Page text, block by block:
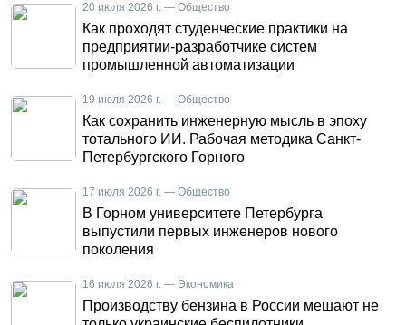
20 июля 2026 г. — Общество
Как проходят студенческие практики на
предприятии-разработчике систем
промышленной автоматизации
19 июля 2026 г. — Общество
Как сохранить инженерную мысль в эпоху
тотального ИИ. Рабочая методика Санкт-
Петербургского Горного
17 июля 2026 г. — Общество
В Горном университете Петербурга
выпустили первых инженеров нового
поколения
16 июля 2026 г. — Экономика
Производству бензина в России мешают не